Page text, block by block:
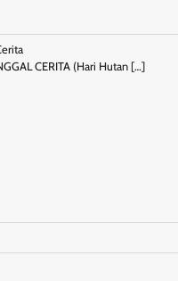
CERITA (Hari Hutan […]